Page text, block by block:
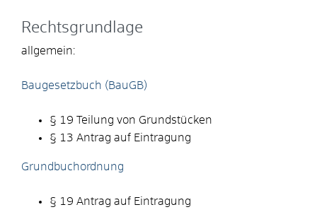
Rechtsgrundlage
allgemein:
Baugesetzbuch (BauGB)
§ 19 Teilung von Grundstücken
§ 13 Antrag auf Eintragung
Grundbuchordnung
§ 19 Antrag auf Eintragung